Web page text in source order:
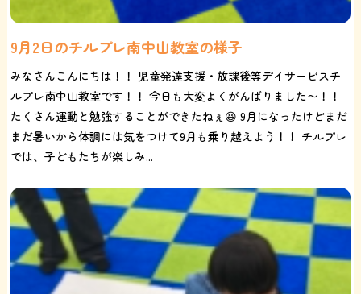
9月2日のチルプレ南中山教室の様子
みなさんこんにちは！！ 児童発達支援・放課後等デイサービスチ
ルプレ南中山教室です！！ 今日も大変よくがんばりました〜！！
たくさん運動と勉強することができたねぇ😆 9月になったけどまだ
まだ暑いから体調には気をつけて9月も乗り越えよう！！ チルプレ
では、子どもたちが楽しみ...